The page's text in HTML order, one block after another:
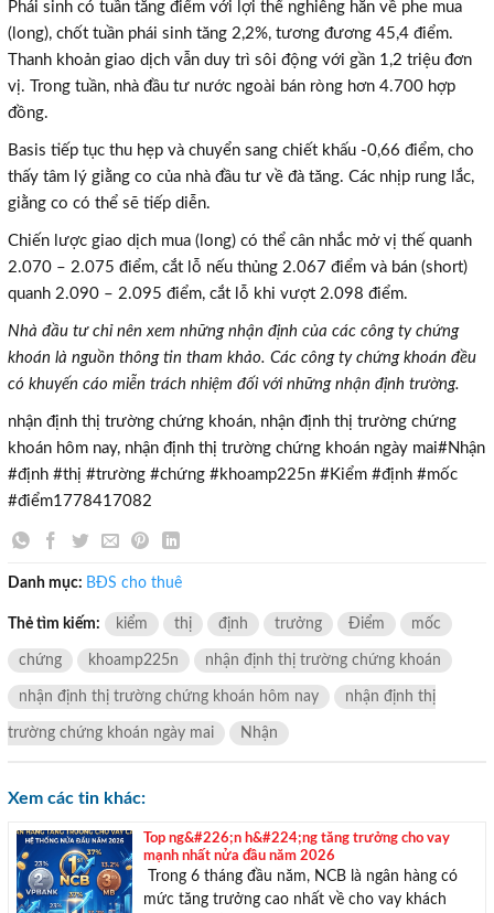
TƯ VẤN MIỄN PHÍ
Với hơn 1000 căn nhà và 50 sales thân thiện, nhiệt tình,
chúng tôi sẽ giúp bạn tìm được BĐS ưng ý!
Phái sinh có tuần tăng điểm với lợi thế nghiêng hẳn về phe mua
(long), chốt tuần phái sinh tăng 2,2%, tương đương 45,4 điểm.
Thanh khoản giao dịch vẫn duy trì sôi động với gần 1,2 triệu đơn
vị. Trong tuần, nhà đầu tư nước ngoài bán ròng hơn 4.700 hợp
đồng.
Basis tiếp tục thu hẹp và chuyển sang chiết khấu -0,66 điểm, cho
thấy tâm lý giằng co của nhà đầu tư về đà tăng. Các nhịp rung lắc,
giằng co có thể sẽ tiếp diễn.
Chiến lược giao dịch mua (long) có thể cân nhắc mở vị thế quanh
2.070 – 2.075 điểm, cắt lỗ nếu thủng 2.067 điểm và bán (short)
quanh 2.090 – 2.095 điểm, cắt lỗ khi vượt 2.098 điểm.
Nhà đầu tư chỉ nên xem những nhận định của các công ty chứng
khoán là nguồn thông tin tham khảo. Các công ty chứng khoán đều
có khuyến cáo miễn trách nhiệm đối với những nhận định trường.
nhận định thị trường chứng khoán, nhận định thị trường chứng
khoán hôm nay, nhận định thị trường chứng khoán ngày mai#Nhận
#định #thị #trường #chứng #khoamp225n #Kiểm #định #mốc
#điểm1778417082
Danh mục: BĐS cho thuê
Thẻ tìm kiếm: kiểm thị định trưởng Điểm mốc
chứng khoamp225n nhận định thị trường chứng khoán
nhận định thị trường chứng khoán hôm nay nhận định thị
trường chứng khoán ngày mai Nhận
Xem các tin khác:
Top ng&#226;n h&#224;ng tăng trưởng cho vay
mạnh nhất nửa đầu năm 2026
Trong 6 tháng đầu năm, NCB là ngân hàng có
mức tăng trưởng cao nhất về cho vay khách